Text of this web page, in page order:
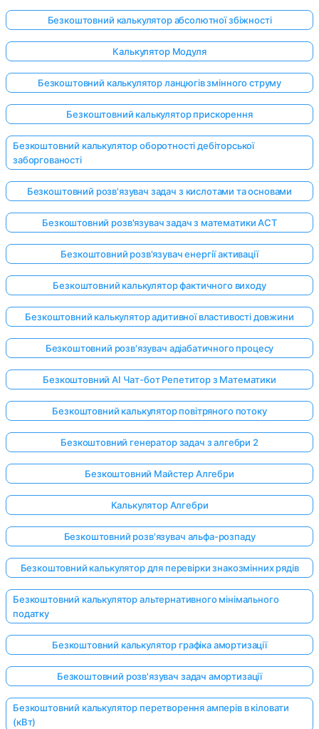
Безкоштовний калькулятор абсолютної збіжності
Калькулятор Модуля
Безкоштовний калькулятор ланцюгів змінного струму
Безкоштовний калькулятор прискорення
Безкоштовний калькулятор оборотності дебіторської
заборгованості
Безкоштовний розв'язувач задач з кислотами та основами
Безкоштовний розв'язувач задач з математики ACT
Безкоштовний розв'язувач енергії активації
Безкоштовний калькулятор фактичного виходу
Безкоштовний калькулятор адитивної властивості довжини
Безкоштовний розв'язувач адіабатичного процесу
Безкоштовний AI Чат-бот Репетитор з Математики
Безкоштовний калькулятор повітряного потоку
Безкоштовний генератор задач з алгебри 2
Безкоштовний Майстер Алгебри
Калькулятор Алгебри
Безкоштовний розв'язувач альфа-розпаду
Безкоштовний калькулятор для перевірки знакозмінних рядів
Безкоштовний калькулятор альтернативного мінімального
податку
Безкоштовний калькулятор графіка амортизації
Безкоштовний розв'язувач задач амортизації
Безкоштовний калькулятор перетворення амперів в кіловати
(кВт)